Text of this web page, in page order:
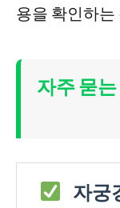
용을 확인하
자주 묻
자궁